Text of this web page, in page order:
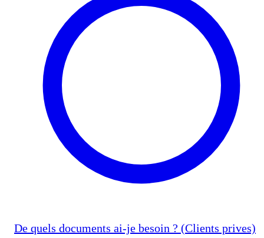
De quels documents ai-je besoin ? (Clients prives)